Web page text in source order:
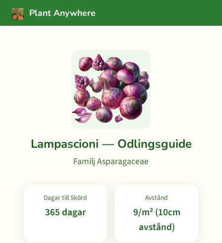
Plant Anywhere
Lampascioni — Odlingsguide
Familj Asparagaceae
Dagar till Skörd
365 dagar
Avstånd
9/m² (10cm
avstånd)